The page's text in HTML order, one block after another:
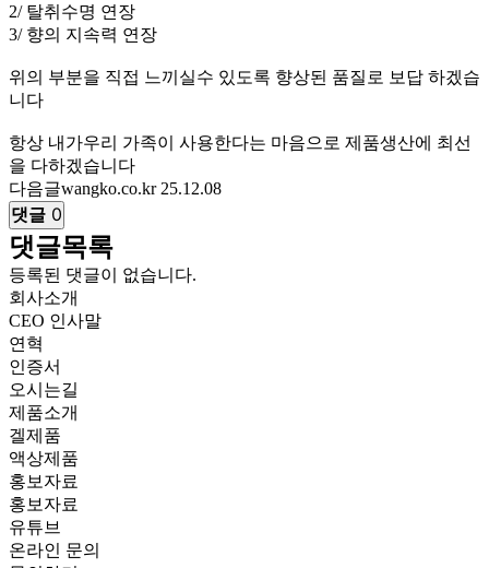
2/ 탈취수명 연장
3/ 향의 지속력 연장
위의 부분을 직접 느끼실수 있도록 향상된 품질로 보답 하겠습
니다
항상 내가우리 가족이 사용한다는 마음으로 제품생산에 최선
을 다하겠습니다
다음글wangko.co.kr 25.12.08
댓글 0
댓글목록
등록된 댓글이 없습니다.
회사소개
CEO 인사말
연혁
인증서
오시는길
제품소개
겔제품
액상제품
홍보자료
홍보자료
유튜브
온라인 문의